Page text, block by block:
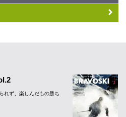
れず、楽しんだもの勝ち